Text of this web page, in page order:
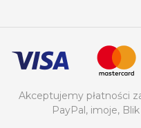
Akceptujemy płatności
PayPal, imoje,